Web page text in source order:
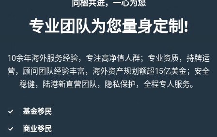
同楹共进，一心为您
专业团队为您量身定制!
10余年海外服务经验，专注高净值人群；专业资质，持牌运
营，顾问团队经验丰富，海外资产规划额超15亿美金；安全
稳健，陆港新直营团队，隐私保护，全程专人服务。
基金移民
商业移民